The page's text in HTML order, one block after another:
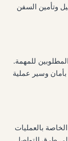
وتأمين السفن
للمهمة.
وسير عملية
بالعمليات